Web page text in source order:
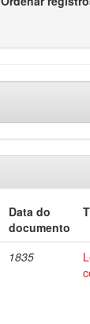
Data do
documento
1835